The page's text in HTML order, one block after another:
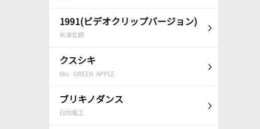
1991(ビデオクリップバージョン)
米津玄師
クスシキ
Mrs. GREEN APPLE
ブリキノダンス
日向電工